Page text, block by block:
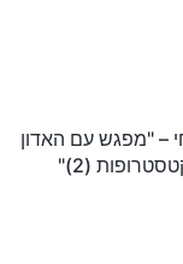
– "מפגש עם האדון
(2)"